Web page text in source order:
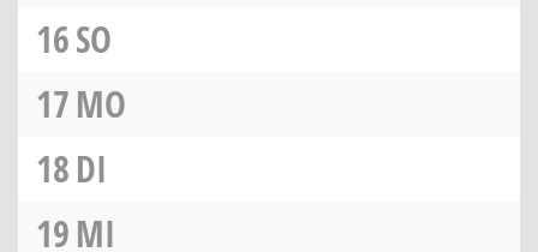
16SO
17MO
18DI
19MI